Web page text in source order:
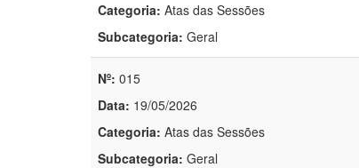
Categoria: Atas das Sessões
Subcategoria: Geral
Nº: 015
Data: 19/05/2026
Categoria: Atas das Sessões
Subcategoria: Geral